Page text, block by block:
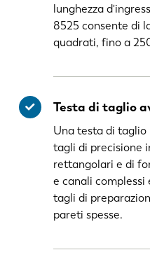
lunghezza
8525 consente di
quadrati, fino a
Testa di taglio
Una testa di
tagli di precisione
rettangolari e di
e canali complessi
tagli di
pareti spesse.